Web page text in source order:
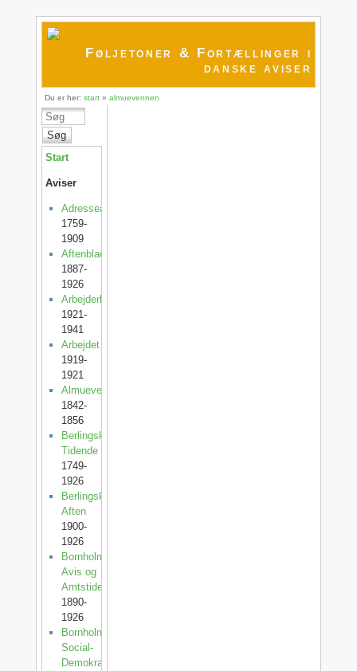
Føljetoner & Fortællinger i
danske aviser
Du er her:start »almuevennen
Søg
Start
Aviser
Adresseavisen
1759-
1909
Aftenbladet
1887-
1926
Arbejderbladet
1921-
1941
Arbejdet
1919-
1921
Almuevennen
1842-
1856
Berlingske
Tidende
1749-
1926
Berlingske
Aften
1900-
1926
Bornholms
Avis og
Amtstidende
1890-
1926
Bornholms
Social-
Demokrat